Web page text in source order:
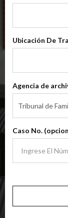
Clase
Clase de
en un esfuerzo
Tramitación
Ubicación De
Tramitación
Agencia de
Tribunal de
de
archivo
Caso No.